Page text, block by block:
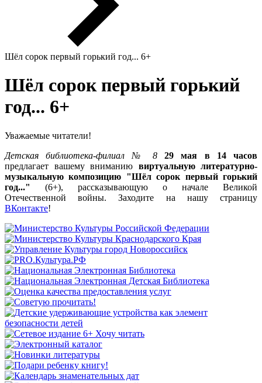
Шёл сорок первый горький год... 6+
Шёл сорок первый горький
год... 6+
Уважаемые читатели!
Детская библиотека-филиал № 8
29 мая в 14 часов
предлагает вашему вниманию виртуальную литературно-
музыкальную композицию "Шёл сорок первый горький
год..."
(6+), рассказывающую о начале Великой
Отечественной войны. Заходите на нашу страницу
ВКонтакте!